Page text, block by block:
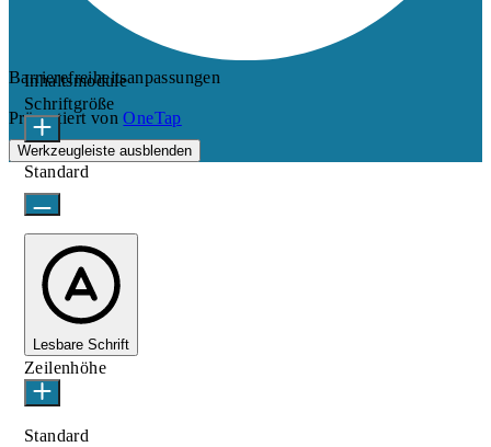
Barrierefreiheitsanpassungen
Präsentiert vonOneTap
Werkzeugleiste ausblenden
Inhaltsmodule
Schriftgröße
Standard
Lesbare Schrift
Zeilenhöhe
Standard